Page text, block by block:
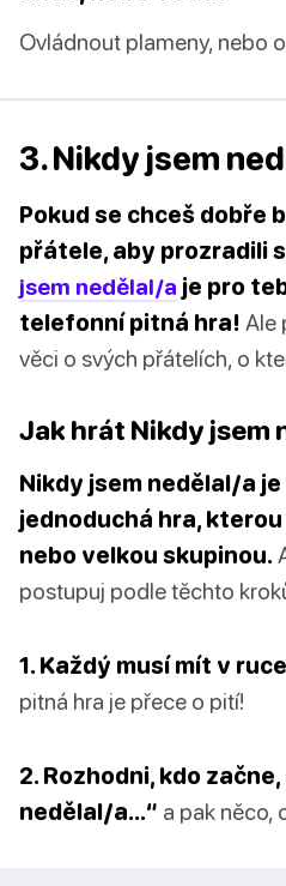
Ovládnout plameny, nebo
3. Nikdy jsem
Pokud se chceš dobře
přátele, aby prozradili
jsem nedělal/a je pro
telefonní pitná hra! Ale
věci o svých přátelích, o
Jak hrát Nikdy jsem
Nikdy jsem nedělal/a
jednoduchá hra,
nebo velkou skupinou.
postupuj podle těchto
1. Každý musí mít v
pitná hra je přece o pití!
2. Rozhodni, kdo
nedělal/a…“ a pak něco,